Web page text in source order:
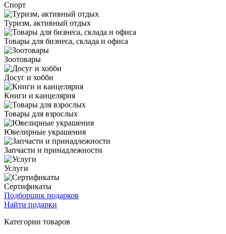
Спорт
Туризм, активный отдых
Товары для бизнеса, склада и офиса
Зоотовары
Досуг и хобби
Книги и канцелярия
Товары для взрослых
Ювелирные украшения
Запчасти и принадлежности
Услуги
Сертификаты
Подборщик подарков
Найти подарки
Категории товаров